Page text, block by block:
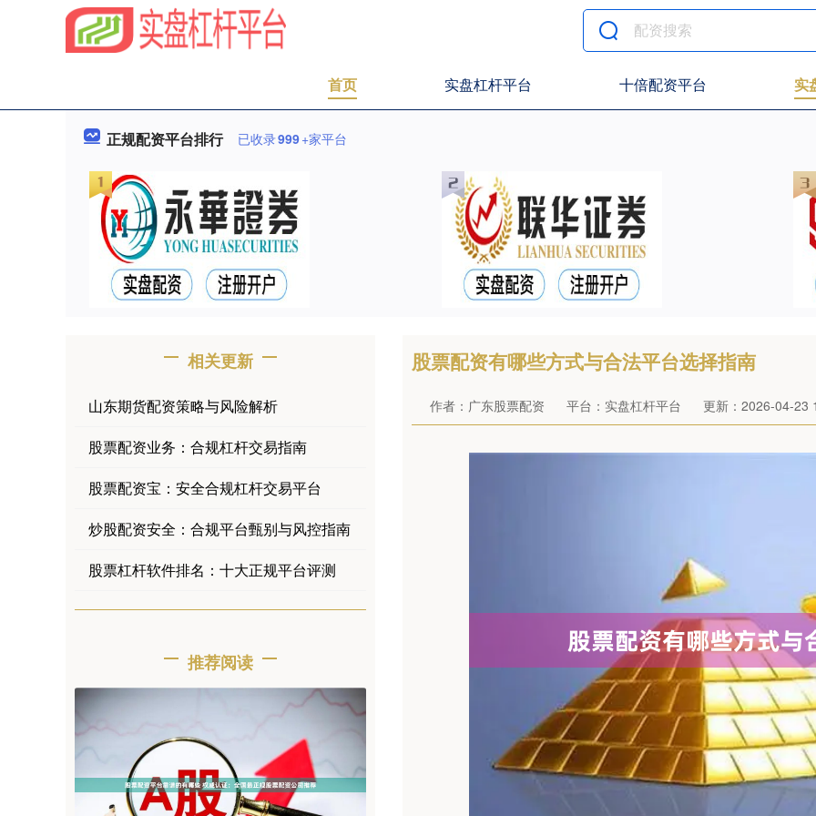
首页 实盘杠杆平台 十倍配资平台 实
正规配资平台排行 已收录999+家平台
股票配资有哪些方式与合法平台选择指南
作者：广东股票配资 平台：实盘杠杆平台 更新：2026-04-23
相关更新
山东期货配资策略与风险解析
股票配资业务：合规杠杆交易指南
股票配资宝：安全合规杠杆交易平台
炒股配资安全：合规平台甄别与风控指南
股票杠杆软件排名：十大正规平台评测
推荐阅读